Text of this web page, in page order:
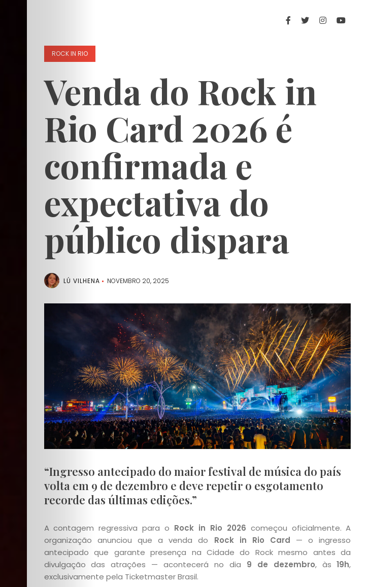
ROCK IN RIO
Venda do Rock in
Rio Card 2026 é
confirmada e
expectativa do
público dispara
LÚ VILHENA NOVEMBRO 20, 2025
“Ingresso antecipado do maior festival de música do país
volta em 9 de dezembro e deve repetir o esgotamento
recorde das últimas edições.”
A contagem regressiva para o Rock in Rio 2026 começou oficialmente. A
organização anunciou que a venda do Rock in Rio Card — o ingresso
antecipado que garante presença na Cidade do Rock mesmo antes da
divulgação das atrações — acontecerá no dia 9 de dezembro, às19h,
exclusivamente pela Ticketmaster Brasil.